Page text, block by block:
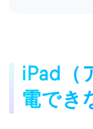
iPad（
電でき